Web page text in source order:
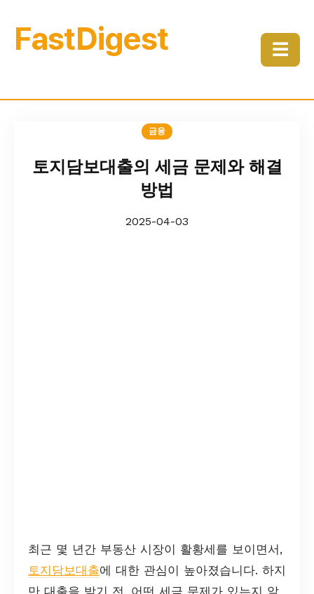
FastDigest ☰
금융
토지담보대출의 세금 문제와 해결
방법
2025-04-03
최근 몇 년간 부동산 시장이 활황세를 보이면서,
토지담보대출에 대한 관심이 높아졌습니다. 하지
만 대출을 받기 전, 어떤 세금 문제가 있는지 알